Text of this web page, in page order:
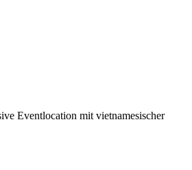
Eventlocation mit vietnamesischer